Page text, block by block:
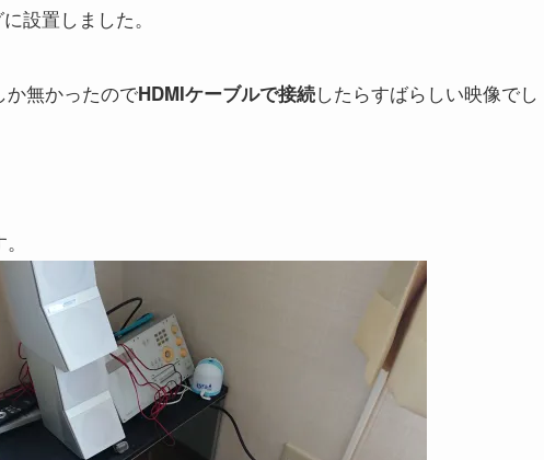
設置しました。
か無かったのでHDMIケーブルで接続したらすばらしい映像でし